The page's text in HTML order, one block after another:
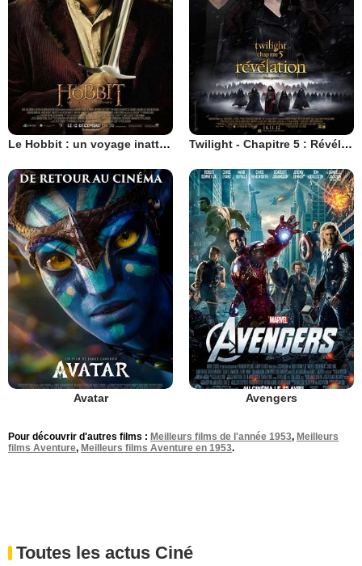
Le Hobbit : un voyage inattendu Twilight - Chapitre 5 : Révélation 2e partie
Avatar Avengers
Pour découvrir d'autres films : Meilleurs films de l'année 1953, Meilleurs
films Aventure, Meilleurs films Aventure en 1953.
Toutes les actus Ciné